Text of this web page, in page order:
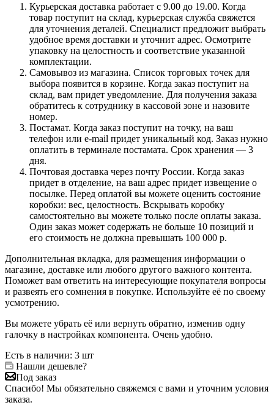
Курьерская доставка работает с 9.00 до 19.00. Когда
товар поступит на склад, курьерская служба свяжется
для уточнения деталей. Специалист предложит выбрать
удобное время доставки и уточнит адрес. Осмотрите
упаковку на целостность и соответствие указанной
комплектации.
Самовывоз из магазина. Список торговых точек для
выбора появится в корзине. Когда заказ поступит на
склад, вам придет уведомление. Для получения заказа
обратитесь к сотруднику в кассовой зоне и назовите
номер.
Постамат. Когда заказ поступит на точку, на ваш
телефон или e-mail придет уникальный код. Заказ нужно
оплатить в терминале постамата. Срок хранения — 3
дня.
Почтовая доставка через почту России. Когда заказ
придет в отделение, на ваш адрес придет извещение о
посылке. Перед оплатой вы можете оценить состояние
коробки: вес, целостность. Вскрывать коробку
самостоятельно вы можете только после оплаты заказа.
Один заказ может содержать не больше 10 позиций и
его стоимость не должна превышать 100 000 р.
Дополнительная вкладка, для размещения информации о
магазине, доставке или любого другого важного контента.
Поможет вам ответить на интересующие покупателя вопросы
и развеять его сомнения в покупке. Используйте её по своему
усмотрению.
Вы можете убрать её или вернуть обратно, изменив одну
галочку в настройках компонента. Очень удобно.
Есть в наличии: 3 шт
Нашли дешевле?
Под заказ
Спасибо! Мы обязательно свяжемся с вами и уточним условия
заказа.